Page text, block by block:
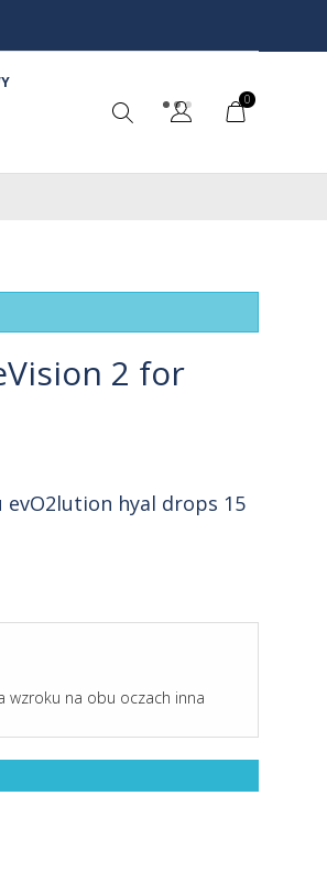
0
2 for
evO2lution hyal drops 15
wzroku na obu oczach inna